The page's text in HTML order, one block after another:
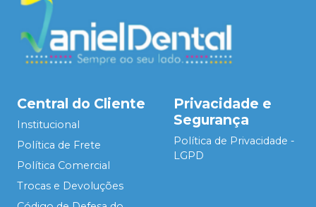
Central do Cliente
Institucional
Política de Frete
Política Comercial
Trocas e Devoluções
Privacidade e
Segurança
Política de Privacidade -
LGPD